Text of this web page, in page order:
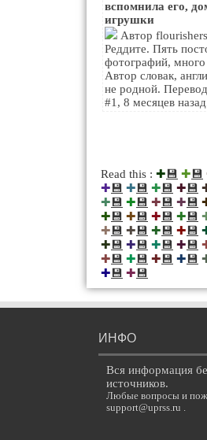
вспомнила его,
игрушки
Реддите. Пять
фотографий, много
Автор словак,
не родной.
#1, 8 месяцев
Read this : ✚💾 ✚💾
✚💾 ✚💾 ✚💾 ✚💾
✚💾 ✚💾 ✚💾 ✚💾
✚💾 ✚💾 ✚💾 ✚💾
✚💾 ✚💾 ✚💾 ✚💾
✚💾 ✚💾 ✚💾 ✚💾
✚💾 ✚💾 ✚💾 ✚💾
✚💾 ✚💾
ИНФО
Вся информация
источников.
Любые вопросы и
support@uprss.ru .